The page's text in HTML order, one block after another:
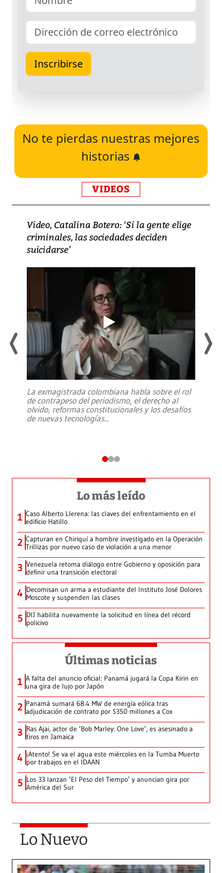
No te pierdas nuestras mejores
historias
VIDEOS
Video, Catalina Botero: ‘Si la gente elige
criminales, las sociedades deciden
suicidarse’
La exmagistrada colombiana habla sobre el rol
de contrapeso del periodismo, el derecho al
olvido, reformas constitucionales y los desafíos
de nuevas tecnologías...
Lo más leído
1 Caso Alberto Llerena: las claves del enfrentamiento en el
edificio Hatillo
2 Capturan en Chiriquí a hombre investigado en la Operación
Trillizas por nuevo caso de violación a una menor
3 Venezuela retoma diálogo entre Gobierno y oposición para
definir una transición electoral
4 Decomisan un arma a estudiante del Instituto José Dolores
Moscote y suspenden las clases
5 DIJ habilita nuevamente la solicitud en línea del récord
policivo
Últimas noticias
1 A falta del anuncio oficial: Panamá jugará la Copa Kirin en
una gira de lujo por Japón
2 Panamá sumará 68.4 MW de energía eólica tras
adjudicación de contrato por $350 millones a Cox
3 Ras Ajai, actor de ‘Bob Marley: One Love’, es asesinado a
tiros en Jamaica
4 ¡Atento! Se va el agua este miércoles en la Tumba Muerto
por trabajos en el IDAAN
5 Los 33 lanzan ‘El Peso del Tiempo’ y anuncian gira por
América del Sur
Lo Nuevo